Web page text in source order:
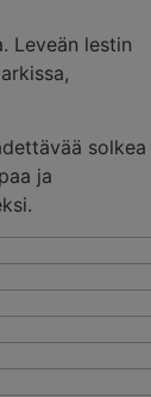
Leveän lestin
solkea
ja